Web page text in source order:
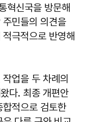
혁신국을 방문해
민들의 의견을
극적으로 반영해
업을 두 차례의
다. 최종 개편안
적으로 검토한